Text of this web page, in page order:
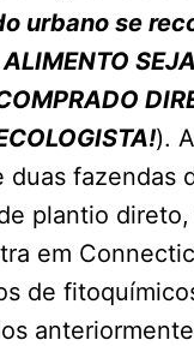
urbano se
SEJA
).
duas fazendas
plantio direto,
em
de